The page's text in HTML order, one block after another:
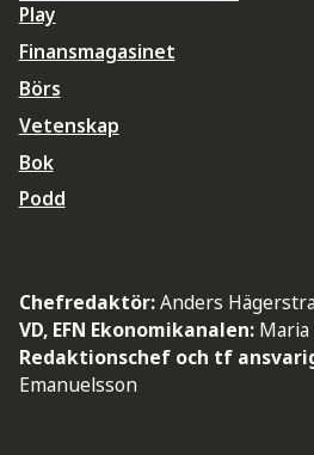
Play
Finansmagasinet
Börs
Vetenskap
Bok
Podd
Chefredaktör:Anders
VD, EFN Ekonomikanalen:
Redaktionschef och tf
Emanuelsson